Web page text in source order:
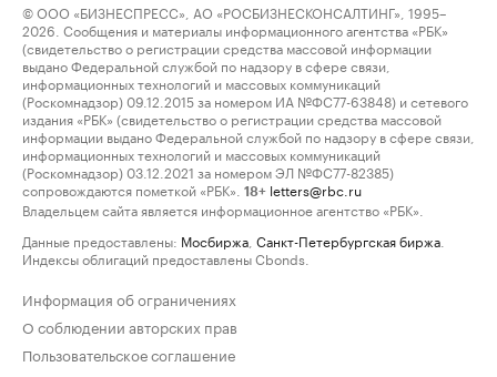
© ООО «БИЗНЕСПРЕСС», АО «РОСБИЗНЕСКОНСАЛТИНГ», 1995–
2026. Сообщения и материалы информационного агентства «РБК»
(свидетельство о регистрации средства массовой информации
выдано Федеральной службой по надзору в сфере связи,
информационных технологий и массовых коммуникаций
(Роскомнадзор) 09.12.2015 за номером ИА №ФС77-63848) и сетевого
издания «РБК» (свидетельство о регистрации средства массовой
информации выдано Федеральной службой по надзору в сфере связи,
информационных технологий и массовых коммуникаций
(Роскомнадзор) 03.12.2021 за номером ЭЛ №ФС77-82385)
сопровождаются пометкой «РБК».
18+ letters@rbc.ru
Владельцем сайта является информационное агентство «РБК».
Данные предоставлены: Мосбиржа Санкт-Петербургская биржа
Индексы облигаций предоставлены Cbonds.
Информация об ограничениях
О соблюдении авторских прав
Пользовательское соглашение